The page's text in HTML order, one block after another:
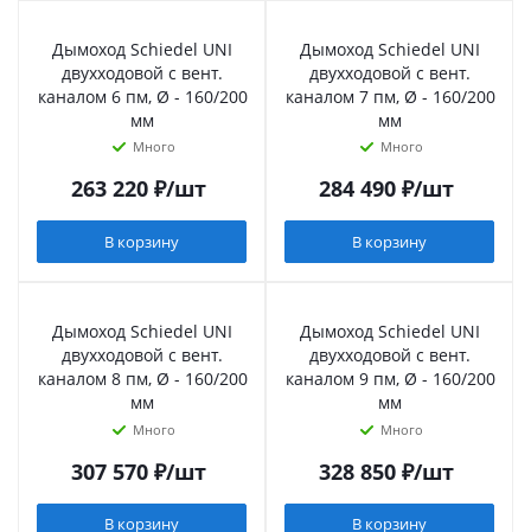
Дымоход Schiedel UNI
двухходовой с вент.
каналом 6 пм, Ø - 160/200
мм
Много
263 220₽/шт
В корзину
Дымоход Schiedel UNI
двухходовой с вент.
каналом 7 пм, Ø - 160/200
мм
Много
284 490₽/шт
В корзину
Дымоход Schiedel UNI
двухходовой с вент.
каналом 8 пм, Ø - 160/200
мм
Много
307 570₽/шт
В корзину
Дымоход Schiedel UNI
двухходовой с вент.
каналом 9 пм, Ø - 160/200
мм
Много
328 850₽/шт
В корзину